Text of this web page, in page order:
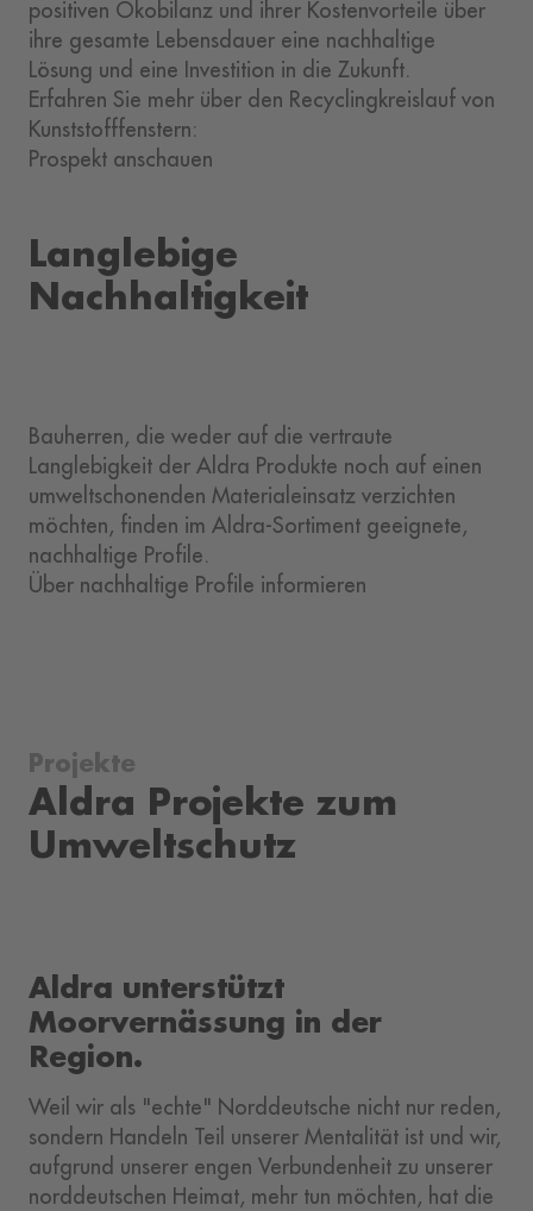
positiven Ökobilanz und ihrer Kostenvorteile über
ihre gesamte Lebensdauer eine nachhaltige
Lösung und eine Investition in die Zukunft.
Erfahren Sie mehr über den Recyclingkreislauf von
Kunststofffenstern:
Prospekt anschauen
Langlebige
Nachhaltigkeit
Bauherren, die weder auf die vertraute
Langlebigkeit der Aldra Produkte noch auf einen
umweltschonenden Materialeinsatz verzichten
möchten, finden im Aldra-Sortiment geeignete,
nachhaltige Profile.
Über nachhaltige Profile informieren
Projekte
Aldra Projekte zum
Umweltschutz
Aldra unterstützt
Moorvernässung in der
Region.
Weil wir als "echte" Norddeutsche nicht nur reden,
sondern Handeln Teil unserer Mentalität ist und wir,
aufgrund unserer engen Verbundenheit zu unserer
norddeutschen Heimat, mehr tun möchten, hat die